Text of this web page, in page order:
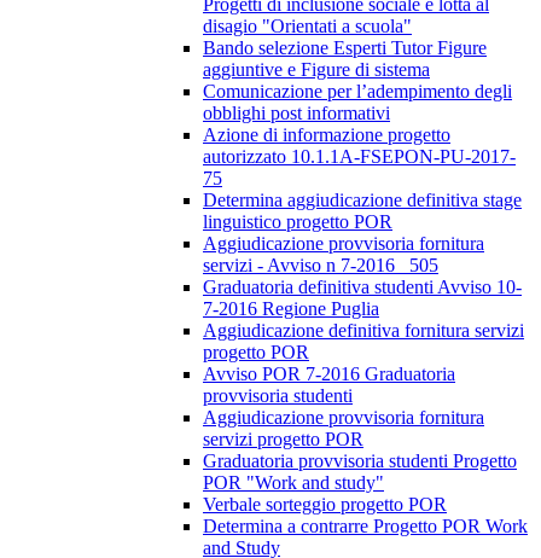
Progetti di inclusione sociale e lotta al
disagio "Orientati a scuola"
Bando selezione Esperti Tutor Figure
aggiuntive e Figure di sistema
Comunicazione per l’adempimento degli
obblighi post informativi
Azione di informazione progetto
autorizzato 10.1.1A-FSEPON-PU-2017-
75
Determina aggiudicazione definitiva stage
linguistico progetto POR
Aggiudicazione provvisoria fornitura
servizi - Avviso n 7-2016_ 505
Graduatoria definitiva studenti Avviso 10-
7-2016 Regione Puglia
Aggiudicazione definitiva fornitura servizi
progetto POR
Avviso POR 7-2016 Graduatoria
provvisoria studenti
Aggiudicazione provvisoria fornitura
servizi progetto POR
Graduatoria provvisoria studenti Progetto
POR "Work and study"
Verbale sorteggio progetto POR
Determina a contrarre Progetto POR Work
and Study